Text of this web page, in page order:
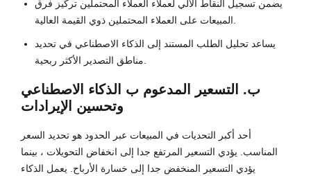
يضمن تسجيل النقاط الآلي لعملاء العملاء المحتملين تركيز فرق
المبيعات على العملاء المحتملين ذوي القيمة العالية.
يساعد تحليل الطلب المستند إلى الذكاء الاصطناعي في تحديد
مناطق التصدير الأكثر ربحية.
ب. التسعير المدعوم ب الذكاء الاصطناعي
وتحسين الإيرادات
أحد أكبر التحديات في المبيعات عبر الحدود هو تحديد السعر
المناسب. يؤدي التسعير المرتفع جدا إلى انخفاض التحويلات ، بينما
يؤدي التسعير المنخفض جدا إلى خسارة الأرباح. يعمل الذكاء